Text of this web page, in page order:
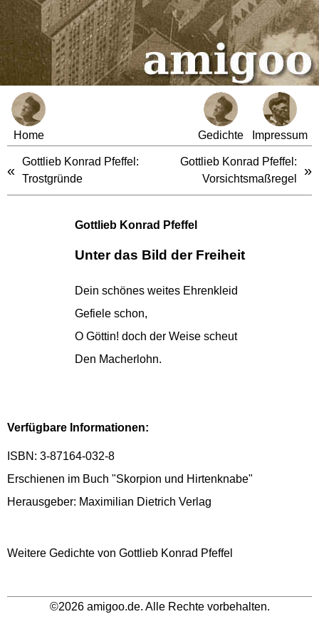
Home Gedichte Impressum
«
Gottlieb Konrad Pfeffel:
Trostgründe
Gottlieb Konrad Pfeffel:
Vorsichtsmaßregel
»
Gottlieb Konrad Pfeffel
Unter das Bild der Freiheit
Dein schönes weites Ehrenkleid
Gefiele schon,
O Göttin! doch der Weise scheut
Den Macherlohn.
Verfügbare Informationen:
ISBN: 3-87164-032-8
Erschienen im Buch "Skorpion und Hirtenknabe"
Herausgeber: Maximilian Dietrich Verlag
Weitere Gedichte von Gottlieb Konrad Pfeffel
©2026 amigoo.de. Alle Rechte vorbehalten.